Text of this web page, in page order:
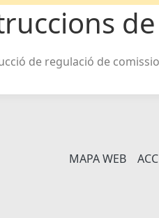
de regulació de
MAPA WEB